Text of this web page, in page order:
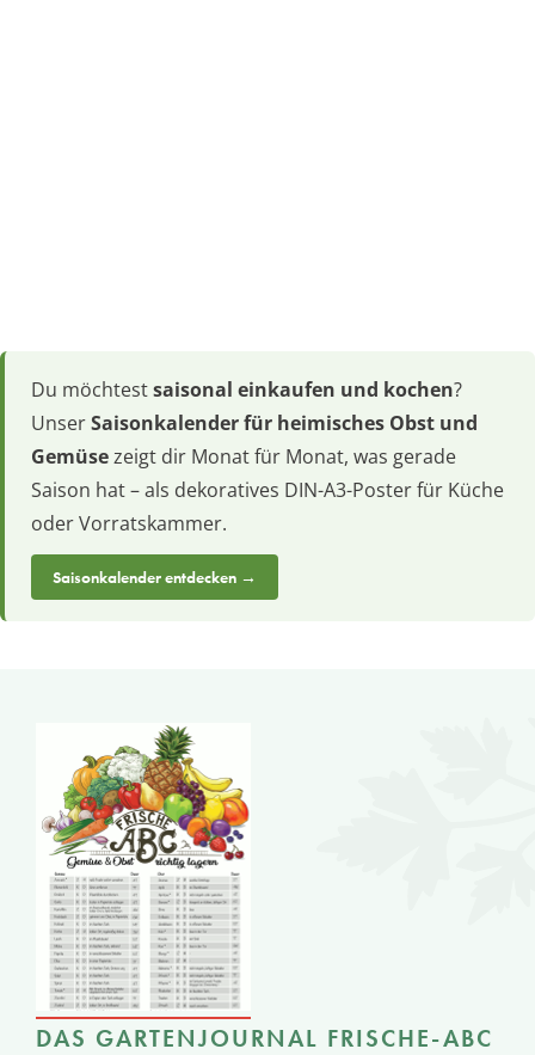
Du möchtestsaisonal einkaufen und kochen?
UnserSaisonkalender für heimisches Obst und
Gemüsezeigt dir Monat für Monat, was gerade
Saison hat – als dekoratives DIN-A3-Poster für Küche
oder Vorratskammer.
Saisonkalender entdecken →
DAS GARTENJOURNAL FRISCHE-ABC